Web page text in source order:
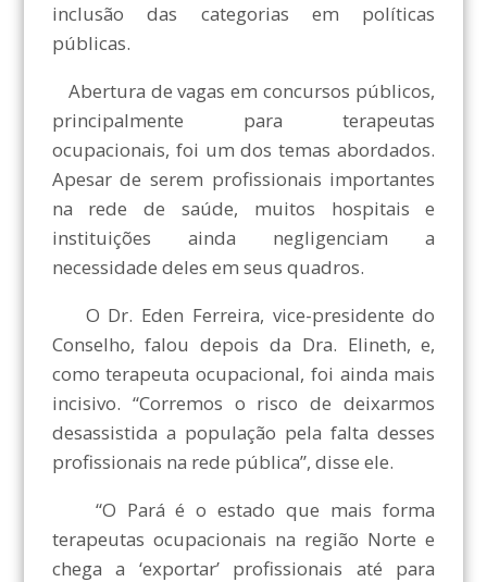
inclusão das categorias em políticas
públicas.
Abertura de vagas em concursos públicos,
principalmente para terapeutas
ocupacionais, foi um dos temas abordados.
Apesar de serem profissionais importantes
na rede de saúde, muitos hospitais e
instituições ainda negligenciam a
necessidade deles em seus quadros.
O Dr. Eden Ferreira, vice-presidente do
Conselho, falou depois da Dra. Elineth, e,
como terapeuta ocupacional, foi ainda mais
incisivo. “Corremos o risco de deixarmos
desassistida a população pela falta desses
profissionais na rede pública”, disse ele.
“O Pará é o estado que mais forma
terapeutas ocupacionais na região Norte e
chega a ‘exportar’ profissionais até para